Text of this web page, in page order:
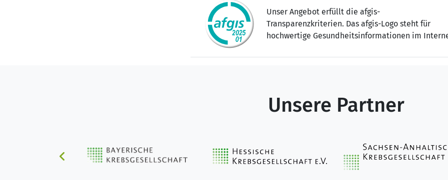
Unser Angebot erfüllt die afgis-
Transparenzkriterien. Das afgis-Logo steht für
hochwertige Gesundheitsinformationen im
Unsere Partner